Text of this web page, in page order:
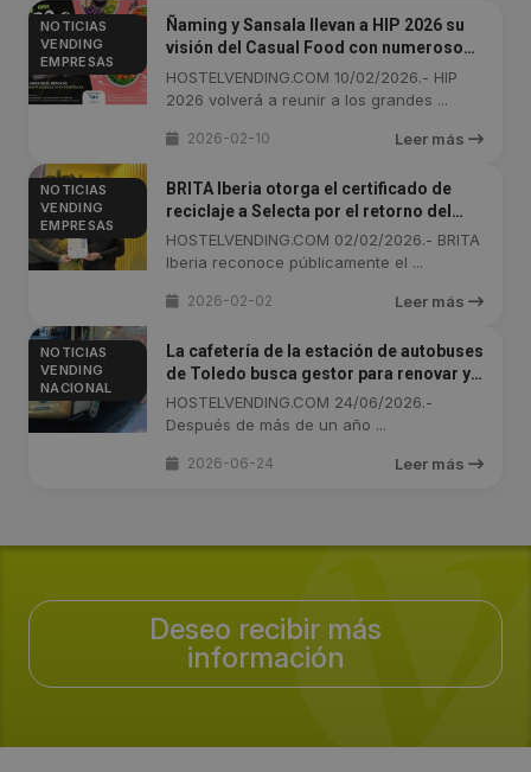
NOTICIAS
VENDING
EMPRESAS
Ñaming y Sansala llevan a HIP 2026 su
visión del Casual Food con numerosos
lanzamientos
HOSTELVENDING.COM 10/02/2026.- HIP
2026 volverá a reunir a los grandes ...
2026-02-10 Leer más
NOTICIAS
VENDING
EMPRESAS
BRITA Iberia otorga el certificado de
reciclaje a Selecta por el retorno del
100% de sus filtros
HOSTELVENDING.COM 02/02/2026.- BRITA
Iberia reconoce públicamente el ...
2026-02-02 Leer más
NOTICIAS
VENDING
NACIONAL
La cafetería de la estación de autobuses
de Toledo busca gestor para renovar y
reabrir sus puertas
HOSTELVENDING.COM 24/06/2026.-
Después de más de un año ...
2026-06-24 Leer más
Deseo recibir más
información